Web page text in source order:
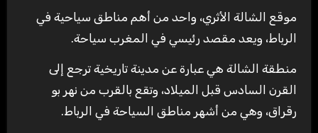
موقع الشالة الأثري، واحد من أهم مناطق سياحية في
الرباط، ويعد مقصد رئيسي في المغرب سياحة.
منطقة الشالة هي عبارة عن مدينة تاريخية ترجع إلى
القرن السادس قبل الميلاد، وتقع بالقرب من نهر بو
رقراق، وهي من أشهر مناطق السياحة في الرباط.